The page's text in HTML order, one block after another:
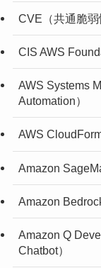
CVE（共通脆弱
CIS AWS
AWS Systems
Automation）
AWS
Amazon
Amazon
Amazon Q
Chatbot）